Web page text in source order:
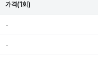
가격(1회)
-
-